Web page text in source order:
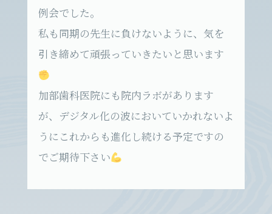
例会でした。
私も同期の先生に負けないように、気を
引き締めて頑張っていきたいと思います
加部歯科医院にも院内ラボがあります
が、デジタル化の波においていかれないよ
うにこれからも進化し続ける予定ですの
でご期待下さい